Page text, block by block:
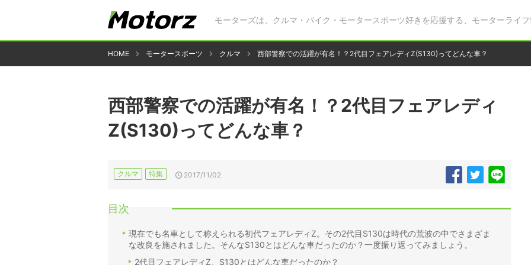
モーターズは、クルマ・バイク・モータースポーツ好きを応援する、モーターライフ
HOME モータースポーツ クルマ 西部警察での活躍が有名！？2代目フェアレディZ(S130)ってどんな車？
西部警察での活躍が有名！？2代目フェアレディ
Z(S130)ってどんな車？
クルマ 特集 2017/11/02
目次
現在でも名車として称えられる初代フェアレディZ。その2代目S130は時代の荒波の中でさまざま
な改良を施されました。そんなS130とはどんな車だったのか？一度振り返ってみましょう。
2代目フェアレディZ、S130とはどんな車だったのか？